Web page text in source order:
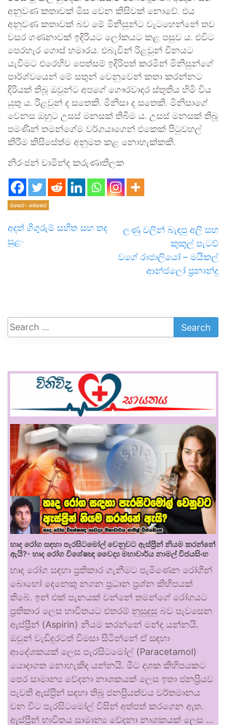
අනුවණ කතාවක් මිස වෙන කිසිවක් නොවේ. එය
අනුවණ කතාවක් බව මේ මිනිසුන්ට වැටහෙන්නේ තව
වසර ගණනාවක් ඉදිරියට ලෝකයට කළ පසුව ය. එවිට
පෙරහැර ගොස් හමාරය. එබැවින් රිළවුන් චීනයට
යැවීමට එරෙහිව පෙත්සම් ඉදිරිපත් කරමින් මිනිසුන්ගේ
පාර්ශ්වයෙන් මේ සතුන් වෙනුවෙන් කතා කරන්නට
දිරියක් තිබූ ඔවුන්ට අපගේ ගෞරවාදර ස්තුතිය හිමි විය
යුතු ය. රිළවුන් ද සතෙකි. මිනිසා ද සතෙකි. මිනිසාගේ
වෙනස ඔහුට උසස් මනසක් තිබීම ය. උසස් මනසක් තිබූ
පමණින් තමන්ගේම වර්ගයාගෙන් එකෙක් පිටුවහල්
කිරීම කිසිසේත්ම අනුමත කළ නොහැක්කකි.
නිරංජන් චාමින්ද කරුණාතිලක
එතෙර - මෙතෙර
අදත් ගිගුරුම් සහිත සහ තද
සුළං
ලණු වලින් බැඳපු අලි සහ
කුකුල් පැටව්
වගේ රාජාලියෝ – මයිකල්
ආන්ජලෝ ප්‍රනාන්දු
හෘද රෝග සඳහා පැරසිටමෝල් වෙනුවට ඇස්ප්‍රීන් නියම කරන්නේ
ඇයි?- හෘද රෝග විශේෂඥ වෛද්‍ය මහාචාර්ය නාමල් විජයසිංහ
හෘද රෝග සඳහා ප්‍රතිකාර ගැනීමට පැමිණෙන රෝගීන්
බොහෝ දෙනෙකු නගන ප්‍රධාන ප්‍රශ්න කිහිපයක්
තිබේ. ඉන් එක් පැනයක් වන්නේ තමන්ගේ රෝගයට
ප්‍රතිකාර ලෙස භාවිතයට එතරම් නුසුදුසු බව පැවසෙන
ඇස්ප්‍රීන් (Aspirin) නියම කරන්නේ මන්ද යන්නයි.
ඔවුන් වැඩිදුරටත් විමසා සිටින්නේ ඒ සඳහා
ආදේශකයක් ලෙස පැරසිටමෝල් (Paracetamol)
යොදාගත නොහැකිද යන්නයි. මීට දශක කිහිපයකට
පෙර සාමාන්‍ය වේදනා නාශකයක් ලෙස ඉතා ජනප්‍රියව
පැවති ඇස්ප්‍රීන් සඳහා තිබූ ජනප්‍රියත්වය වර්තමානය
වන විට පැරසිටමෝල් විසින් අත්පත් කරගෙන ඇත.
ඇස්ප්‍රීන් භාවිතය සාමාන්‍ය වේදනා නාශකයක් ලෙස …